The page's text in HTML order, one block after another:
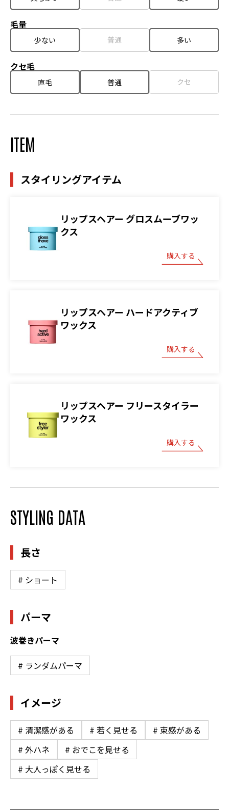
毛量
少ない 普通 多い
クセ毛
直毛 普通 クセ
ITEM
スタイリングアイテム
リップスヘアー グロスムーブワッ
クス
購入する
リップスヘアー ハードアクティブ
ワックス
購入する
リップスヘアー フリースタイラー
ワックス
購入する
STYLING DATA
長さ
# ショート
パーマ
波巻きパーマ
# ランダムパーマ
イメージ
# 清潔感がある # 若く見せる
# 束感がある
# 外ハネ
# おでこを見せる
# 大人っぽく見せる